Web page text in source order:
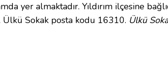
yer almaktadır. Yıldırım ilçesine
Sokak posta kodu 16310. Ülkü